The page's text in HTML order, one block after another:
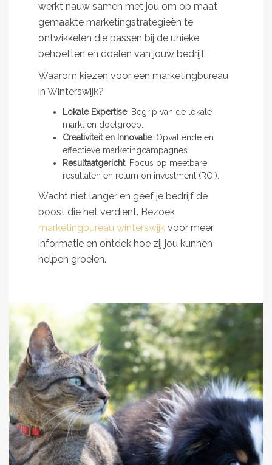
werkt nauw samen met jou om op maat
gemaakte marketingstrategieën te
ontwikkelen die passen bij de unieke
behoeften en doelen van jouw bedrijf.
Waarom kiezen voor een marketingbureau
in Winterswijk?
Lokale Expertise: Begrip van de lokale
markt en doelgroep.
Creativiteit en Innovatie: Opvallende en
effectieve marketingcampagnes.
Resultaatgericht: Focus op meetbare
resultaten en return on investment (ROI).
Wacht niet langer en geef je bedrijf de
boost die het verdient. Bezoek
marketingbureau winterswijk voor meer
informatie en ontdek hoe zij jou kunnen
helpen groeien.